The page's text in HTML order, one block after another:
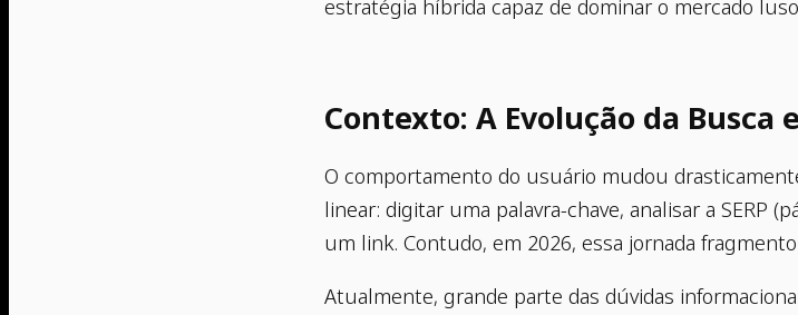
estratégia híbrida capaz de dominar o mercado
Contexto: A Evolução da Busca
O comportamento do usuário mudou
linear: digitar uma palavra-chave, analisar a SERP
um link. Contudo, em 2026, essa jornada
Atualmente, grande parte das dúvidas